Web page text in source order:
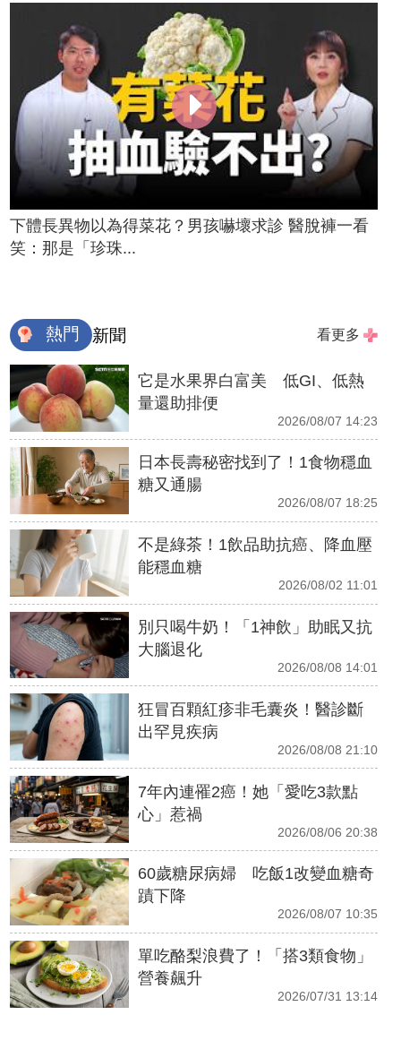
下體長異物以為得菜花？男孩嚇壞求診 醫脫褲一看
笑：那是「珍珠...
熱門 新聞 看更多
它是水果界白富美 低GI、低熱
量還助排便
2026/08/07 14:23
日本長壽秘密找到了！1食物穩血
糖又通腸
2026/08/07 18:25
不是綠茶！1飲品助抗癌、降血壓
能穩血糖
2026/08/02 11:01
別只喝牛奶！「1神飲」助眠又抗
大腦退化
2026/08/08 14:01
狂冒百顆紅疹非毛囊炎！醫診斷
出罕見疾病
2026/08/08 21:10
7年內連罹2癌！她「愛吃3款點
心」惹禍
2026/08/06 20:38
60歲糖尿病婦 吃飯1改變血糖奇
蹟下降
2026/08/07 10:35
單吃酪梨浪費了！「搭3類食物」
營養飆升
2026/07/31 13:14